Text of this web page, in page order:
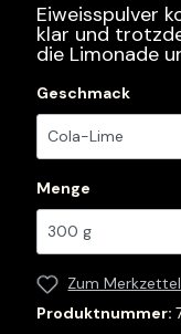
Eiweisspulver
klar und
die Limonade
Geschmack
Menge
Zum
Produktnummer: